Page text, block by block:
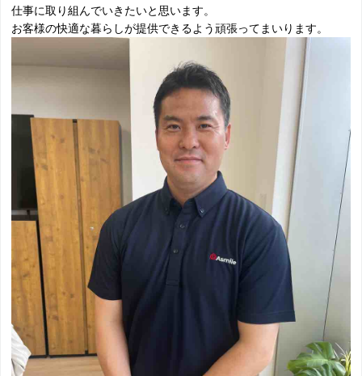
仕事に取り組んでいきたいと思います。
お客様の快適な暮らしが提供できるよう頑張ってまいります。